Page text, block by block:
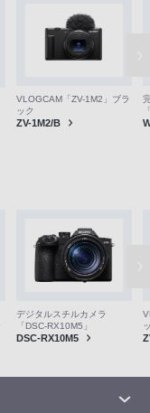
VLOGCAM「ZV-1M2」ブラ
ック
ZV-1M2/B
デジタルスチルカメラ
「DSC-RX10M5」
DSC-RX10M5